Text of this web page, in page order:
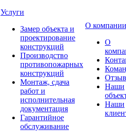
Услуги
Замер объекта и
проектирование
конструкций
Производство
противопожарных
конструкций
Монтаж, сдача
работ и
исполнительная
документация
Гарантийное
обслуживание
О компании
О
Наши
Наши